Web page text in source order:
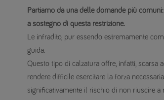
Partiamo da una delle domande più
a sostegno di questa restrizione.
Le infradito, pur essendo estremamente
guida.
Questo tipo di calzatura offre, infatti, scarsa
rendere difficile esercitare la forza
significativamente il rischio di non riuscire a